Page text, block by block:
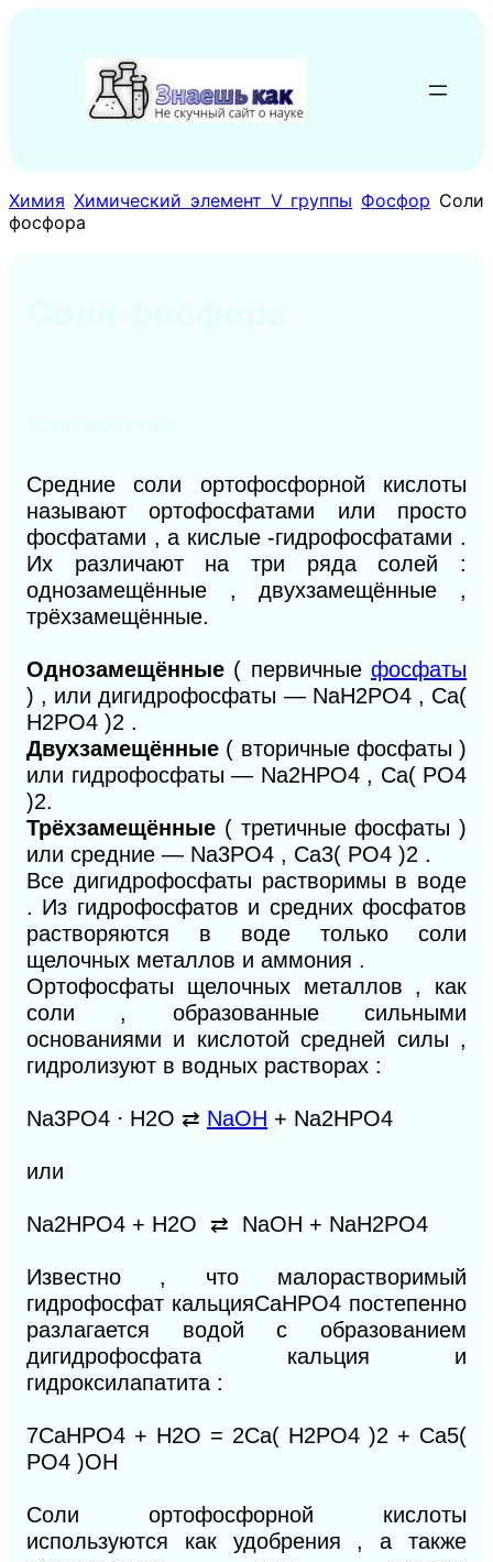
содержимому
Химия Химический элемент V группы Фосфор Соли
фосфора
Средние соли ортофосфорной кислоты
называют ортофосфатами или просто
фосфатами , а кислые -гидрофосфатами .
Их различают на три ряда солей :
однозамещённые , двухзамещённые ,
трёхзамещённые.
Однозамещённые ( первичные фосфаты
) , или дигидрофосфаты — NaH2PO4, Ca(
H2PO4 )2 .
Двухзамещённые ( вторичные фосфаты )
или гидрофосфаты — Na2HPO4, Ca( PO4
)2.
Трёхзамещённые ( третичные фосфаты )
или средние — Na3PO4 , Ca3( PO4 )2 .
Все дигидрофосфаты растворимы в воде
. Из гидрофосфатов и средних фосфатов
растворяются в воде только соли
щелочных металлов и аммония .
Ортофосфаты щелочных металлов , как
соли , образованные сильными
основаниями и кислотой средней силы ,
гидролизуют в водных растворах :
Na3PO4 ⋅ H2O ⇄ NaOH + Na2HPO4
или
Na2HPO4 + H2O ⇄ NaOH + NaH2PO4
Известно , что малорастворимый
гидрофосфат кальцияCaHPO4 постепенно
разлагается водой с образованием
дигидрофосфата кальция и
гидроксилапатита :
7CaHPO4 + H2O = 2Ca( H2PO4 )2 + Ca5(
PO4 )OH
Соли ортофосфорной кислоты
используются как удобрения , а также